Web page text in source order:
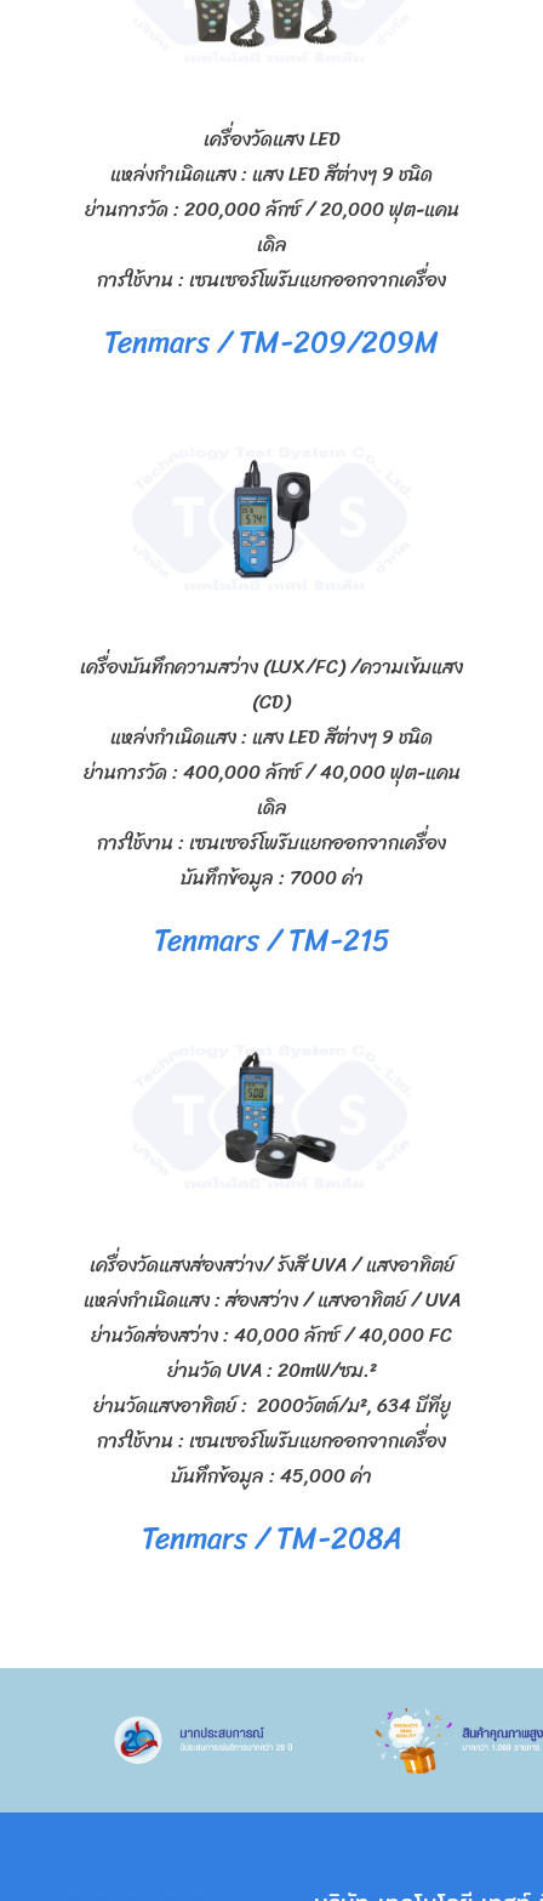
เครื่องวัดแสง LED
แหล่งกำเนิดแสง : แสง LED สีต่างๆ 9 ชนิด
ย่านการวัด : 200,000 ลักซ์ / 20,000 ฟุต-แคน
เดิล
การใช้งาน : เซนเซอร์โพร๊บแยกออกจากเครื่อง
Tenmars / TM-209/209M
เครื่องบันทึกความสว่าง (LUX/FC) /ความเข้มแสง
(CD)
แหล่งกำเนิดแสง : แสง LED สีต่างๆ 9 ชนิด
ย่านการวัด : 400,000 ลักซ์ / 40,000 ฟุต-แคน
เดิล
การใช้งาน : เซนเซอร์โพร๊บแยกออกจากเครื่อง
บันทึกข้อมูล : 7000 ค่า
Tenmars / TM-215
เครื่องวัดแสงส่องสว่าง/ รังสี UVA / แสงอาทิตย์
แหล่งกำเนิดแสง : ส่องสว่าง / แสงอาทิตย์ / UVA
ย่านวัดส่องสว่าง : 40,000 ลักซ์ / 40,000 FC
ย่านวัด UVA : 20mW/ซม.²
ย่านวัดแสงอาทิตย์ : 2000วัตต์/ม², 634 บีทียู
การใช้งาน : เซนเซอร์โพร๊บแยกออกจากเครื่อง
บันทึกข้อมูล : 45,000 ค่า
Tenmars / TM-208A